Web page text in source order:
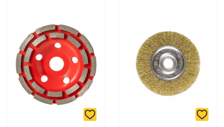
Для юридических лиц: переводом на расчетный счет при
онлайн оплате заказа на сайте.
Подробнее о способах оплаты можно узнать здесь - "Оплата"